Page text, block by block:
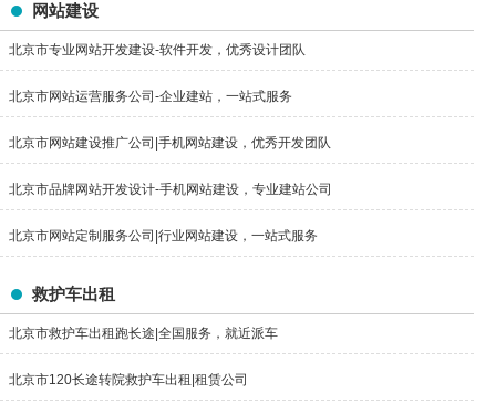
网站建设
北京市专业网站开发建设-软件开发，优秀设计团队
北京市网站运营服务公司-企业建站，一站式服务
北京市网站建设推广公司|手机网站建设，优秀开发团队
北京市品牌网站开发设计-手机网站建设，专业建站公司
北京市网站定制服务公司|行业网站建设，一站式服务
救护车出租
北京市救护车出租跑长途|全国服务，就近派车
北京市120长途转院救护车出租|租赁公司